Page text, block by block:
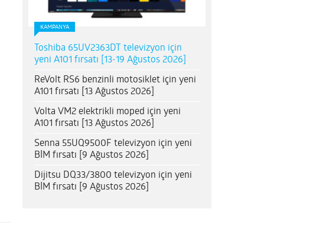
KAMPANYA
Toshiba 65UV2363DT televizyon için
yeni A101 fırsatı [13-19 Ağustos 2026]
ReVolt RS6 benzinli motosiklet için yeni
A101 fırsatı [13 Ağustos 2026]
Volta VM2 elektrikli moped için yeni
A101 fırsatı [13 Ağustos 2026]
Senna 55UQ9500F televizyon için yeni
BİM fırsatı [9 Ağustos 2026]
Dijitsu DQ33/3800 televizyon için yeni
BİM fırsatı [9 Ağustos 2026]